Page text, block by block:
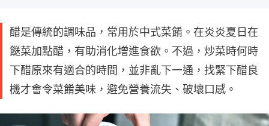
醋是傳統的調味品，常用於中式菜餚。在炎炎夏日在
餸菜加點醋，有助消化增進食欲。不過，炒菜時何時
下醋原來有適合的時間，並非亂下一通，找緊下醋良
機才會令菜餚美味，避免營養流失、破壞口感。